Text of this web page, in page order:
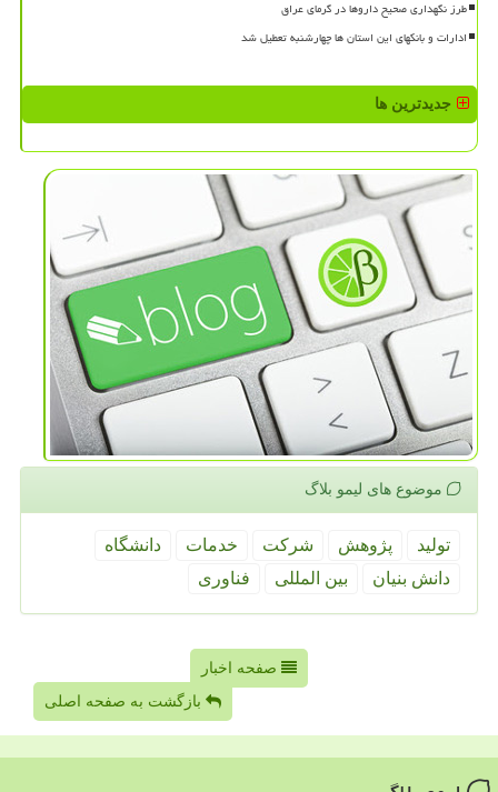
طرز نگهداری صحیح داروها در گرمای عراق
ادارات و بانکهای این استان ها چهارشنبه تعطیل شد
جدیدترین ها
موضوع های لیمو بلاگ
تولید پژوهش شركت خدمات
دانشگاه
دانش بنیان
بین المللی فناوری
صفحه اخبار
بازگشت به صفحه اصلی